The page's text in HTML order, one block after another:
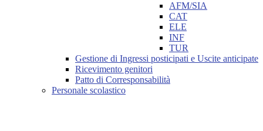
AFM/SIA
CAT
ELE
INF
TUR
Gestione di Ingressi posticipati e Uscite anticipate
Ricevimento genitori
Patto di Corresponsabilità
Personale scolastico